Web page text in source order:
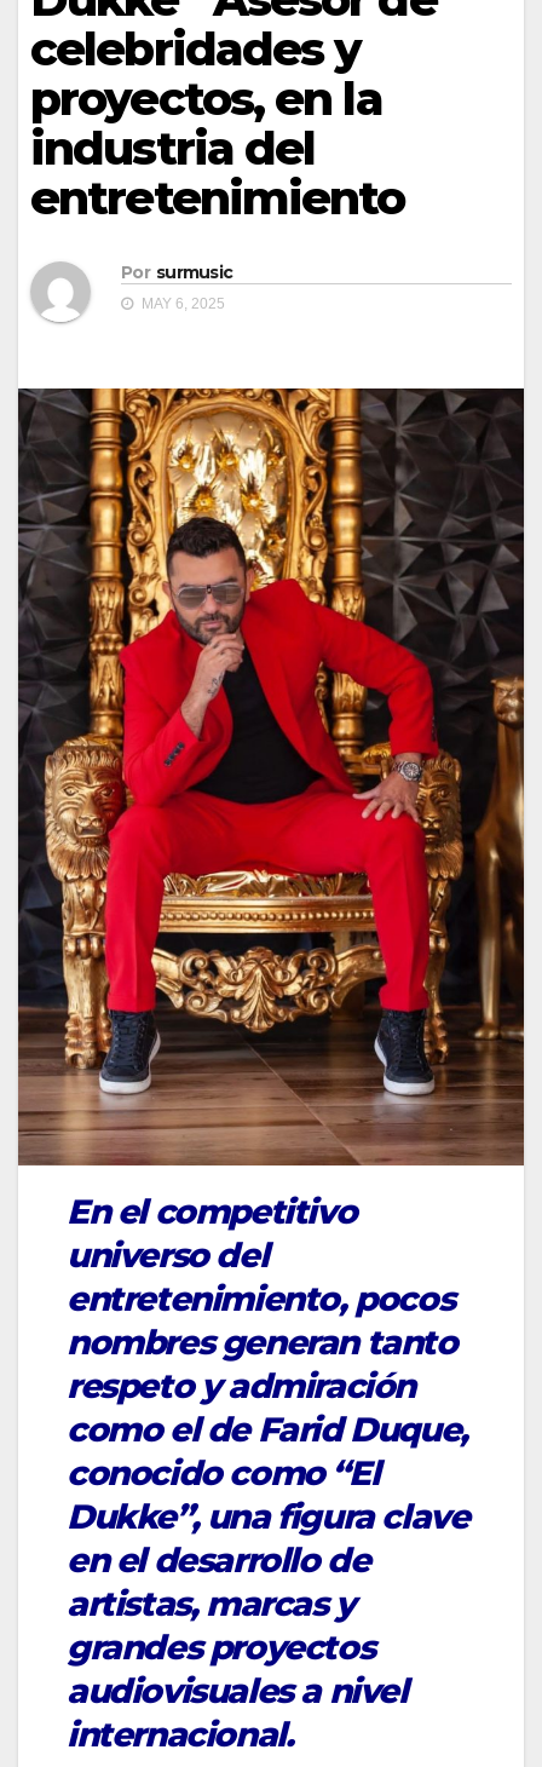
celebridades y
proyectos, en la
industria del
entretenimiento
Por surmusic
MAY 6, 2025
En el competitivo
universo del
entretenimiento, pocos
nombres generan tanto
respeto y admiración
como el de Farid Duque,
conocido como “El
Dukke”, una figura clave
en el desarrollo de
artistas, marcas y
grandes proyectos
audiovisuales a nivel
internacional.